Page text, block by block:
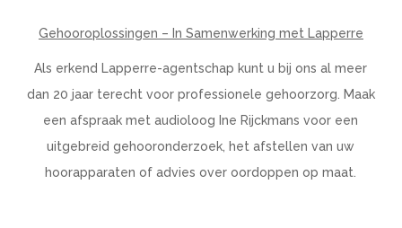
Gehooroplossingen – In Samenwerking met Lapperre
Als erkend Lapperre-agentschap kunt u bij ons al meer
dan 20 jaar terecht voor professionele gehoorzorg. Maak
een afspraak met audioloog Ine Rijckmans voor een
uitgebreid gehooronderzoek, het afstellen van uw
hoorapparaten of advies over oordoppen op maat.